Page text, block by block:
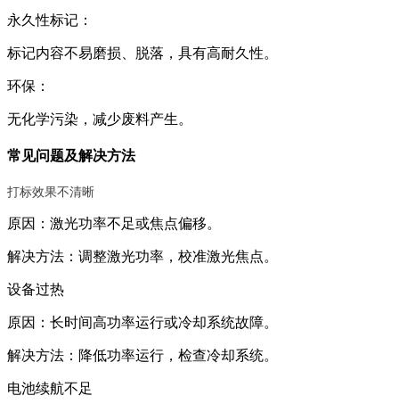
永久性标记：
标记内容不易磨损、脱落，具有高耐久性。
环保：
无化学污染，减少废料产生。
常见问题及解决方法
打标效果不清晰
原因：激光功率不足或焦点偏移。
解决方法：调整激光功率，校准激光焦点。
设备过热
原因：长时间高功率运行或冷却系统故障。
解决方法：降低功率运行，检查冷却系统。
电池续航不足